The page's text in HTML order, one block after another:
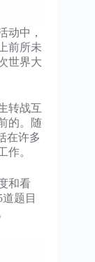
动中，
前所未
世界大
转战互
的。随
在许多
作。
和看
题目